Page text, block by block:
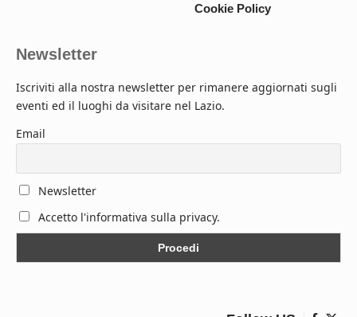
Cookie Policy
Newsletter
Iscriviti alla nostra newsletter per rimanere aggiornati sugli
eventi ed il luoghi da visitare nel Lazio.
Email
Newsletter
Accetto l'informativa sulla privacy.